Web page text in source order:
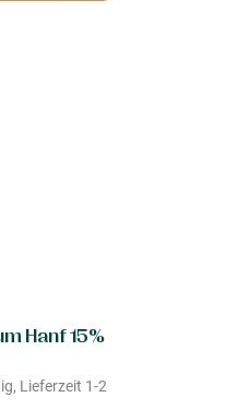
Hanf 15%
Lieferzeit 1-2